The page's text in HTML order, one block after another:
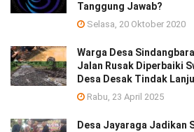
Tanggung Jawab?
Selasa, 20 Oktober 2020
Warga Desa
Jalan Rusak Diperbaiki
Desa Desak Tindak
Rabu, 23 April 2025
Desa Jayaraga Jadikan